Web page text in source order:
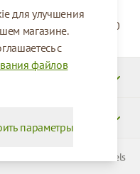
для улучшения
магазине.
с
файлов
параметры
09:00 - 17:00
© 2026 SIA Parcels